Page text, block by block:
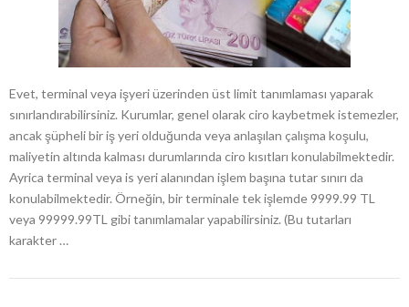
Evet, terminal veya işyeri üzerinden üst limit tanımlaması yaparak
sınırlandırabilirsiniz. Kurumlar, genel olarak ciro kaybetmek istemezler,
ancak şüpheli bir iş yeri olduğunda veya anlaşılan çalışma koşulu,
maliyetin altında kalması durumlarında ciro kısıtları konulabilmektedir.
Ayrica terminal veya is yeri alanından işlem başına tutar sınırı da
konulabilmektedir. Örneğin, bir terminale tek işlemde 9999.99 TL
veya 99999.99TL gibi tanımlamalar yapabilirsiniz. (Bu tutarları
karakter …